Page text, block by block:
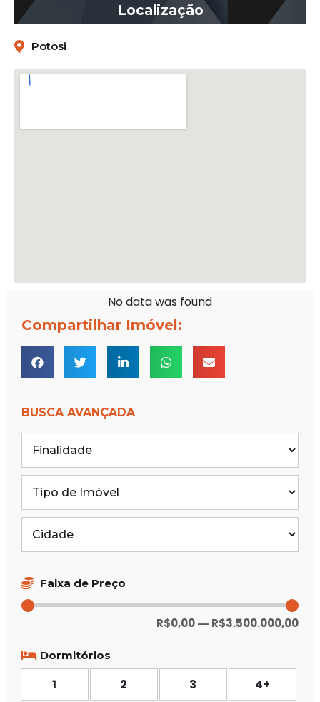
Localização
Potosi
No data was found
Compartilhar Imóvel:
BUSCA AVANÇADA
Faixa de Preço
R$0,00 — R$3.500.000,00
Dormitórios
1 2 3 4+